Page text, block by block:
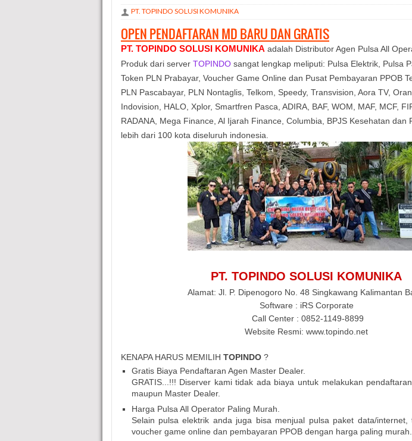
PT. TOPINDO SOLUSI KOMUNIKA
OPEN PENDAFTARAN MD BARU DAN GRATIS
PT. TOPINDO SOLUSI KOMUNIKA adalah Distributor Agen Pulsa All
Produk dari server TOPINDO sangat lengkap meliputi: Pulsa Elektrik, Pulsa
Token PLN Prabayar, Voucher Game Online dan Pusat Pembayaran PPOB
PLN Pascabayar, PLN Nontaglis, Telkom, Speedy, Transvision, Aora TV,
Indovision, HALO, Xplor, Smartfren Pasca, ADIRA, BAF, WOM, MAF, MCF,
RADANA, Mega Finance, Al Ijarah Finance, Columbia, BPJS Kesehatan dan
lebih dari 100 kota diseluruh indonesia.
PT. TOPINDO SOLUSI KOMUNIKA
Alamat: Jl. P. Dipenogoro No. 48 Singkawang Kalimantan
Software : iRS Corporate
Call Center : 0852-1149-8899
Website Resmi: www.topindo.net
KENAPA HARUS MEMILIH TOPINDO ?
Gratis Biaya Pendaftaran Agen Master Dealer.
GRATIS...!!! Diserver kami tidak ada biaya untuk melakukan
maupun Master Dealer.
Harga Pulsa All Operator Paling Murah.
Selain pulsa elektrik anda juga bisa menjual pulsa paket data/internet,
voucher game online dan pembayaran PPOB dengan harga paling murah.